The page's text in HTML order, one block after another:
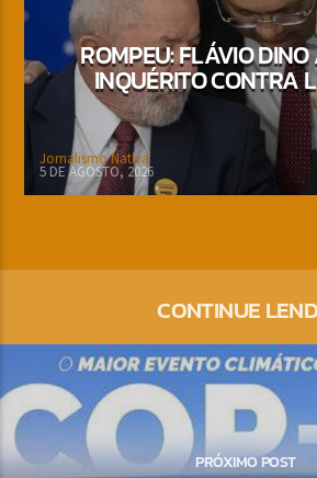
ROMPEU: FLÁVIO
INQUÉRITO CONTRA
Jornalismo Nativa
5 DE AGOSTO, 2026
CONTINUE
PRÓXIMO POST